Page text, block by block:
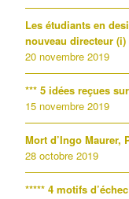
Les étudiants en
nouveau directeur (i)
20 novembre 2019
*** 5 idées reçues
15 novembre 2019
Mort d’Ingo Maurer,
28 octobre 2019
***** 4 motifs